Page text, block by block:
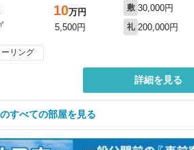
10万円
5,500円
敷 30,000円
礼 200,000円
ーリング
詳細を見る
すべての部屋を見る